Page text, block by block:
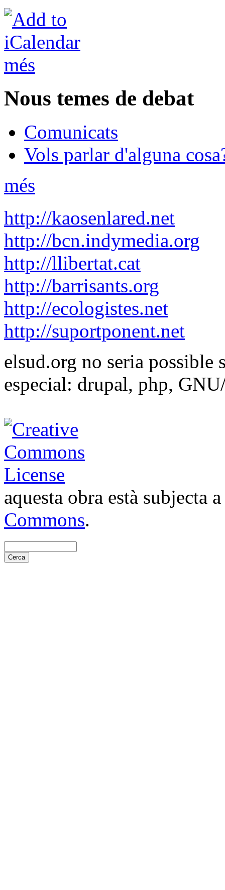
més
Nous temes de debat
Comunicats
Vols parlar d'alguna
més
http://kaosenlared.net
http://bcn.indymedia.org
http://llibertat.cat
http://barrisants.org
http://ecologistes.net
http://suportponent.net
elsud.org no seria possible
especial: drupal, php,
aquesta obra està subjecta
Commons.